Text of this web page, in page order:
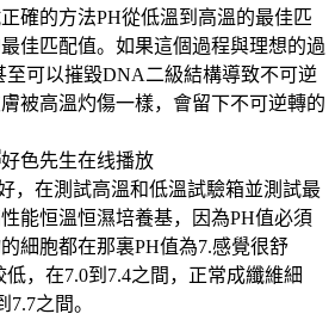
確的方法PH從低溫到高溫的最佳匹
佳匹配值。如果這個過程與理想的過
至可以摧毀DNA二級結構導致不可逆
被高溫灼傷一樣，會留下不可逆轉的
在測試高溫和低溫試驗箱並測試最
能恒溫恒濕培養基，因為PH值必須
細胞都在那裏PH值為7.感覺很舒
，在7.0到7.4之間，正常成纖維細
之間。